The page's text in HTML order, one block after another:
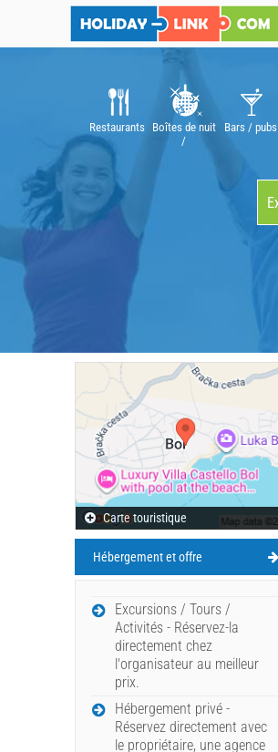
Restaurants Boîtes de nuit
/
Bars / pubs
Carte touristique
Hébergement et offre
Excursions / Tours /
Activités - Réservez-la
directement chez
l'organisateur au meilleur
prix.
Hébergement privé -
Réservez directement avec
le propriétaire, une agence